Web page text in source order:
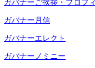
ガバナーご挨拶・プロフ
ガバナー月信
ガバナーエレクト
ガバナーノミニー